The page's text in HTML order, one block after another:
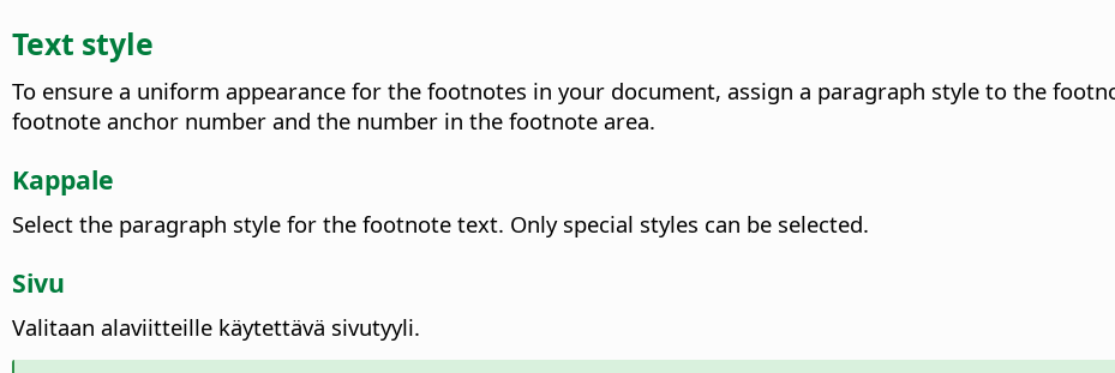
Text style
To ensure a uniform appearance for the footnotes in your document, assign a paragraph style to the
footnote anchor number and the number in the footnote area.
Kappale
Select the paragraph style for the footnote text. Only special styles can be selected.
Sivu
Valitaan alaviitteille käytettävä sivutyyli.